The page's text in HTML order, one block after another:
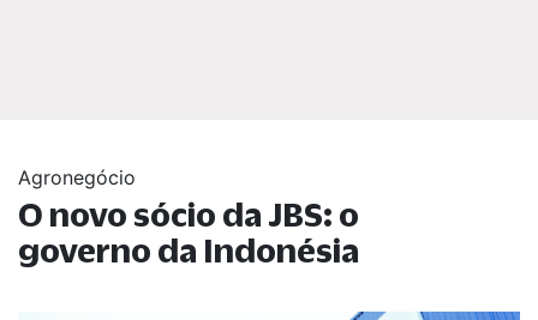
Agronegócio
O novo sócio da JBS: o
governo da Indonésia